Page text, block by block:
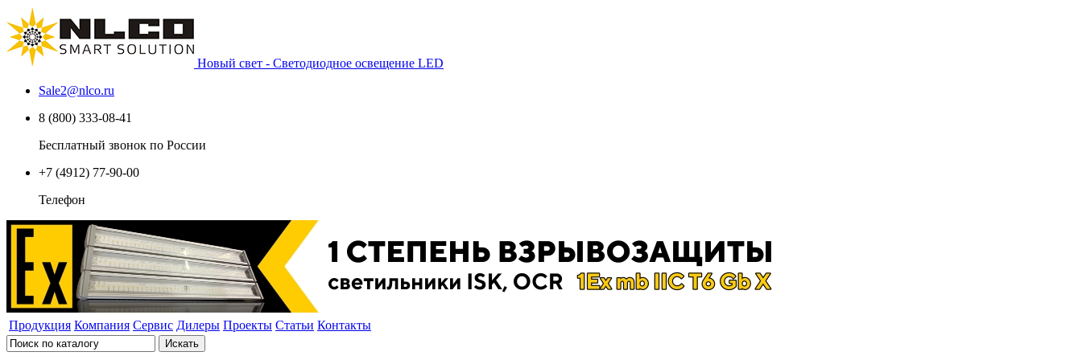
Новый свет - Светодиодное освещение LED
Sale2@nlco.ru
8 (800) 333-08-41
Бесплатный звонок по России
+7 (4912) 77-90-00
Телефон
Продукция Компания Сервис Дилеры Проекты Статьи Контакты